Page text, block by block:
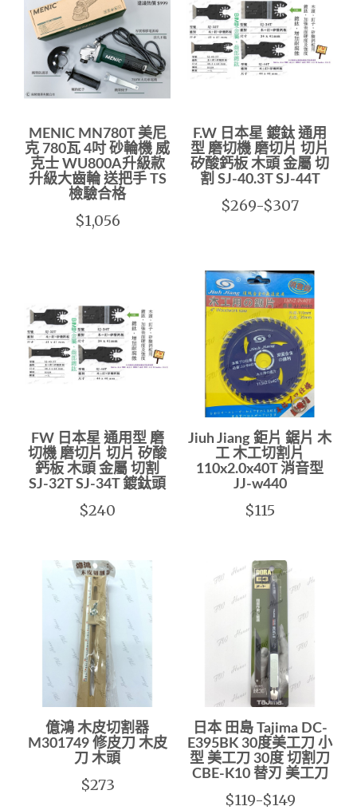
MENIC MN780T 美尼
克 780瓦 4吋 砂輪機 威
克士 WU800A升級款
升級大齒輪 送把手 TS
檢驗合格
$1,056
F.W 日本星 鍍鈦 通用
型 磨切機 磨切片 切片
矽酸鈣板 木頭 金屬 切
割 SJ-40.3T SJ-44T
$269-$307
FW 日本星 通用型 磨
切機 磨切片 切片 矽酸
鈣板 木頭 金屬 切割
SJ-32T SJ-34T 鍍鈦頭
$240
Jiuh Jiang 鉅片 鋸片 木
工 木工切割片
110x2.0x40T 消音型
JJ-w440
$115
億鴻 木皮切割器
M301749 修皮刀 木皮
刀 木頭
$273
日本 田島 Tajima DC-
E395BK 30度美工刀 小
型 美工刀 30度 切割刀
CBE-K10 替刃 美工刀
$119-$149